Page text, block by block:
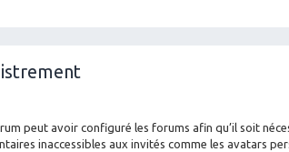
peut avoir configuré les forums afin qu’il soit
inaccessibles aux invités comme les avatars